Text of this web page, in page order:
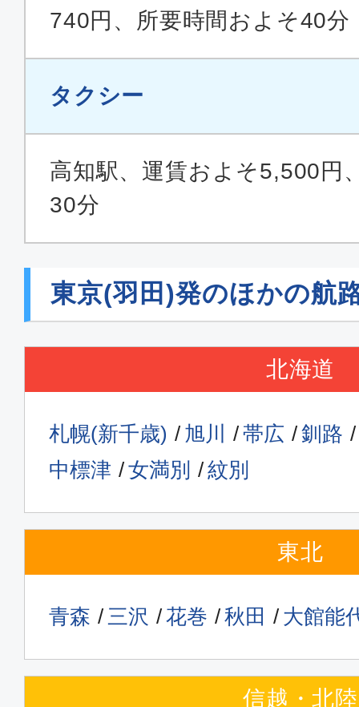
740円、所要時間およそ40分
タクシー
高知駅、運賃およそ5,500円
30分
東京(羽田)発のほかの航
北海道
札幌(新千歳) 旭川 帯広
釧路
中標津
女満別 紋別
東北
青森 三沢 花巻 秋田 大館能
信越・北陸